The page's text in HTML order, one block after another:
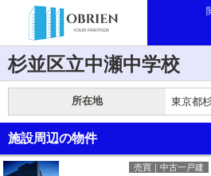
杉並区立中瀬中学校
所在地 東京都
施設周辺の物件
売買｜中古一戸建